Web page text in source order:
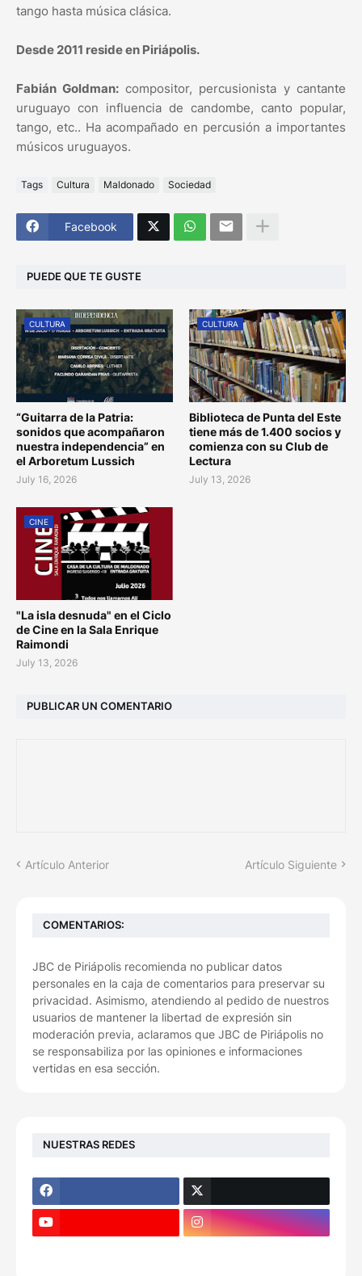
tango hasta música clásica.
Desde 2011 reside en Piriápolis.
Fabián Goldman: compositor, percusionista y cantante
uruguayo con influencia de candombe, canto popular,
tango, etc.. Ha acompañado en percusión a importantes
músicos uruguayos.
Tags Cultura Maldonado Sociedad
Facebook
PUEDE QUE TE GUSTE
CULTURA
“Guitarra de la Patria:
sonidos que acompañaron
nuestra independencia” en
el Arboretum Lussich
July 16, 2026
CULTURA
Biblioteca de Punta del Este
tiene más de 1.400 socios y
comienza con su Club de
Lectura
July 13, 2026
CINE
"La isla desnuda" en el Ciclo
de Cine en la Sala Enrique
Raimondi
July 13, 2026
PUBLICAR UN COMENTARIO
Artículo Anterior Artículo Siguiente
COMENTARIOS:
JBC de Piriápolis recomienda no publicar datos
personales en la caja de comentarios para preservar su
privacidad. Asimismo, atendiendo al pedido de nuestros
usuarios de mantener la libertad de expresión sin
moderación previa, aclaramos que JBC de Piriápolis no
se responsabiliza por las opiniones e informaciones
vertidas en esa sección.
NUESTRAS REDES